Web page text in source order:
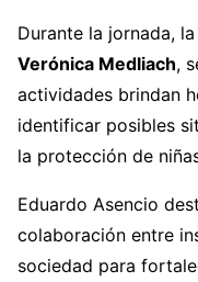
Durante la jornada,
Verónica Medliach,
actividades brindan
identificar posibles
la protección de
Eduardo Asencio
colaboración entre
sociedad para